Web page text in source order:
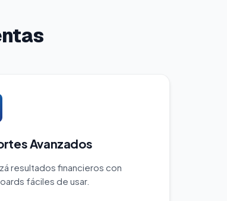
Avanzados
resultados financieros con
fáciles de usar.